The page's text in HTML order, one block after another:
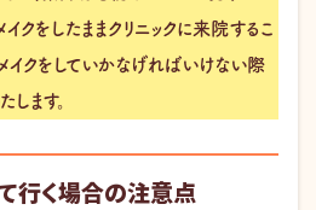
クをしたままクリニックに来院するこ
メイクをしていかなげればいけない際
ます。
行く場合の注意点